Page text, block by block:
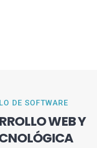
DE SOFTWARE
WEB Y